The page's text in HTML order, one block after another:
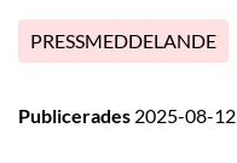
PRESSMEDDELANDE
Publicerades 2025-08-12